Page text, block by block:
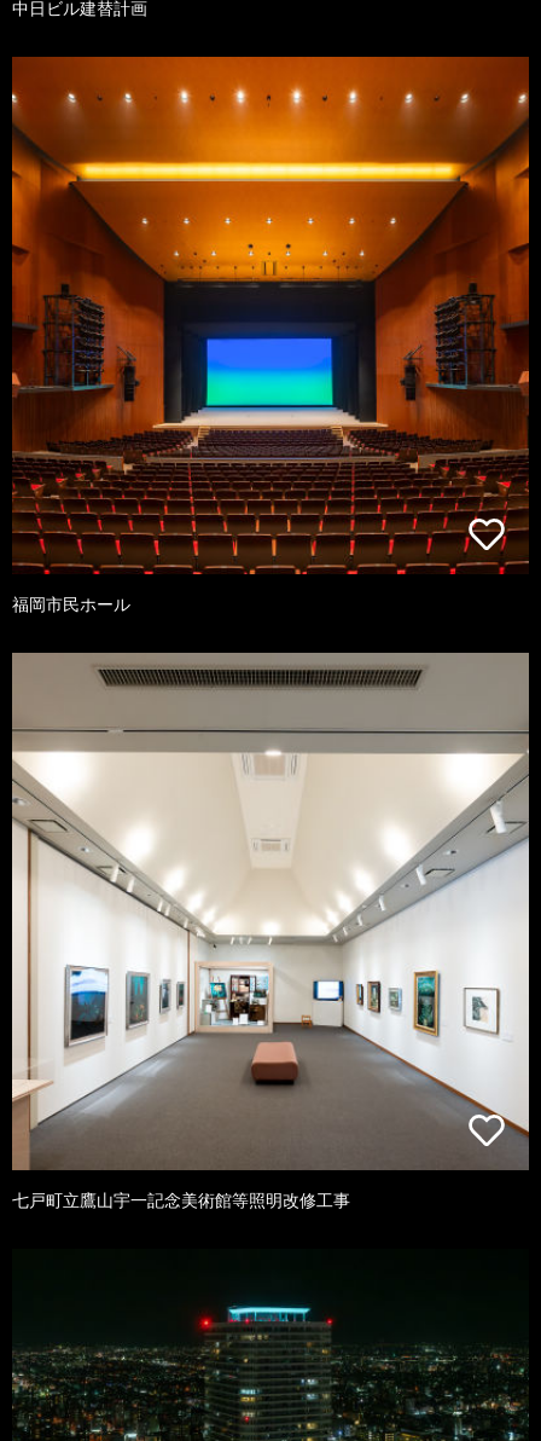
中日ビル建替計画
福岡市民ホール
七戸町立鷹山宇一記念美術館等照明改修工事